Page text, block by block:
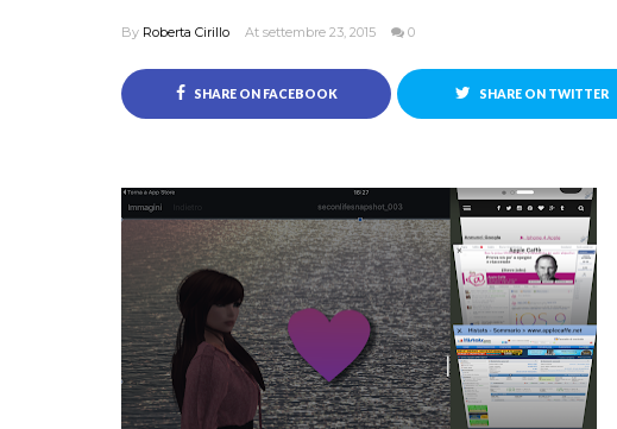
By Roberta Cirillo At settembre 23, 2015 0
SHARE ON FACEBOOK SHARE ON TWITTER